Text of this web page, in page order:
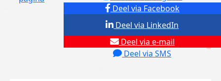
Deel via Facebook
Deel via e-mail
Deel via SMS
Deel via LinkedIn